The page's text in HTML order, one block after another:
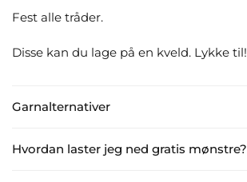
Garnalternativer
Hvordan laster jeg ned gratis mønstre?
Fest alle tråder.
Disse kan du lage på en kveld. Lykke til!